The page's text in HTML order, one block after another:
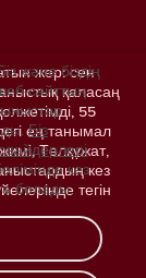
жер: сен
қаласаң
55
ең танымал
Төлқұжат,
кез
тегін
және біздің
сайттың
Біз
кез
болады.